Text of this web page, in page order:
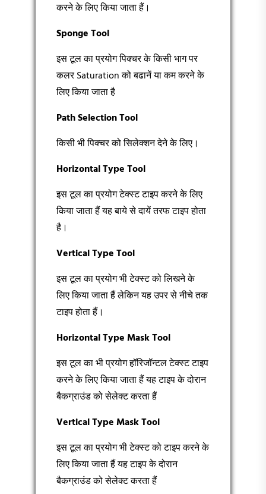
करने के लिए किया जाता हैं।
Sponge Tool
इस टूल का प्रयोग पिक्चर के किसी भाग पर
कलर Saturation को बढानें या कम करने के
लिए किया जाता है
Path Selection Tool
किसी भी पिक्चर को सिलेक्शन देने के लिए।
Horizontal Type Tool
इस टूल का प्रयोग टेक्स्ट टाइप करने के लिए
किया जाता हैं यह बाये से दायें तरफ टाइप होता
है।
Vertical Type Tool
इस टूल का प्रयोग भी टेक्स्ट को लिखने के
लिए किया जाता हैं लेकिन यह उपर से नीचे तक
टाइप होता हैं।
Horizontal Type Mask Tool
इस टूल का भी प्रयोग हॉरिजॉन्टल टेक्स्ट टाइप
करने के लिए किया जाता हैं यह टाइप के दोरान
बैकग्राउंड को सेलेक्ट करता हैं
Vertical Type Mask Tool
इस टूल का प्रयोग भी टेक्स्ट को टाइप करने के
लिए किया जाता हैं यह टाइप के दोरान
बैकग्राउंड को सेलेक्ट करता हैं